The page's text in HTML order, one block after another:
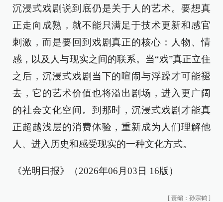
沉浸式戏剧说到底仍是关于人的艺术。要想真
正走向成熟，就不能只满足于技术更新和感官
刺激，而是要回到戏剧真正的核心：人物、情
感，以及人与现实之间的联系。当“戏”真正立住
之后，沉浸式戏剧当下的喧闹与浮躁才可能褪
去，它的艺术价值也将溢出剧场，进入更广阔
的社会文化空间。到那时，沉浸式戏剧才能真
正超越浅层的消费体验，重新成为人们理解他
人、进入历史和感受现实的一种文化方式。
《光明日报》（2026年06月03日 16版）
[ 责编：孙宗鹤 ]